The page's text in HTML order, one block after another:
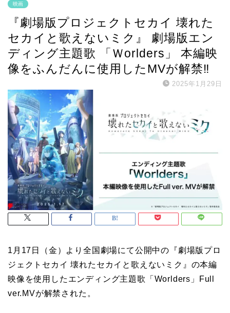
映画
『劇場版プロジェクトセカイ 壊れた
セカイと歌えないミク』 劇場版エン
ディング主題歌 「Ｗorlders」 本編映
像をふんだんに使用したMVが解禁‼
2025年1月29日
1月17日（金）より全国劇場にて公開中の『劇場版プロ
ジェクトセカイ 壊れたセカイと歌えないミク』の本編
映像を使用したエンディング主題歌「Worlders」Full
ver.MVが解禁された。